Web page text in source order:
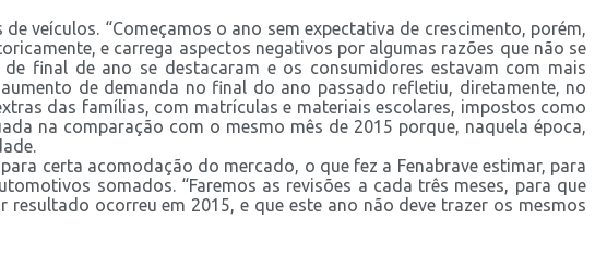
veículos. “Começamos o ano sem expectativa de crescimento, porém,
e carrega aspectos negativos por algumas razões que não se
final de ano se destacaram e os consumidores estavam com mais
de demanda no final do ano passado refletiu, diretamente, no
das famílias, com matrículas e materiais escolares, impostos como
na comparação com o mesmo mês de 2015 porque, naquela época,
certa acomodação do mercado, o que fez a Fenabrave estimar, para
somados. “Faremos as revisões a cada três meses, para que
ocorreu em 2015, e que este ano não deve trazer os mesmos